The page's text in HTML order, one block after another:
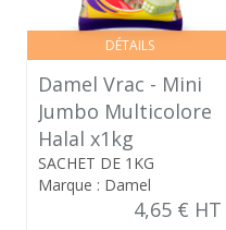
DÉTAILS
Damel Vrac - Mini
Jumbo Multicolore
Halal x1kg
SACHET DE 1KG
Marque : Damel
4,65 € HT